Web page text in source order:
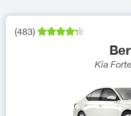
(483)
Kia Forte